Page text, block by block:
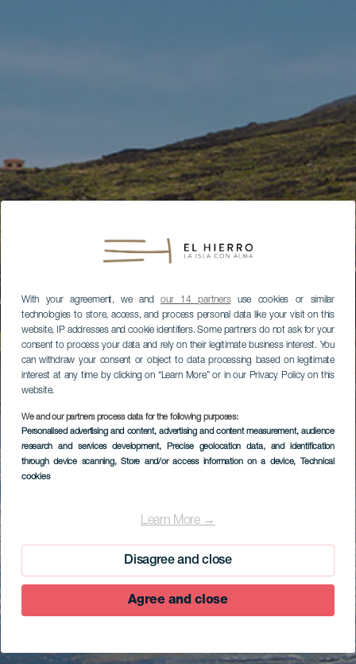
With your agreement, we andour 14 partnersuse cookies or similar
technologies to store, access, and process personal data like your visit on this
website, IP addresses and cookie identifiers. Some partners do not ask for your
consent to process your data and rely on their legitimate business interest. You
can withdraw your consent or object to data processing based on legitimate
interest at any time by clicking on “Learn More” or in our Privacy Policy on this
website.
We and our partners process data for the following purposes:
Personalised advertising and content, advertising and content measurement, audience
research and services development, Precise geolocation data, and identification
through device scanning, Store and/or access information on a device, Technical
cookies
Learn More →
Disagree and close
Agree and close